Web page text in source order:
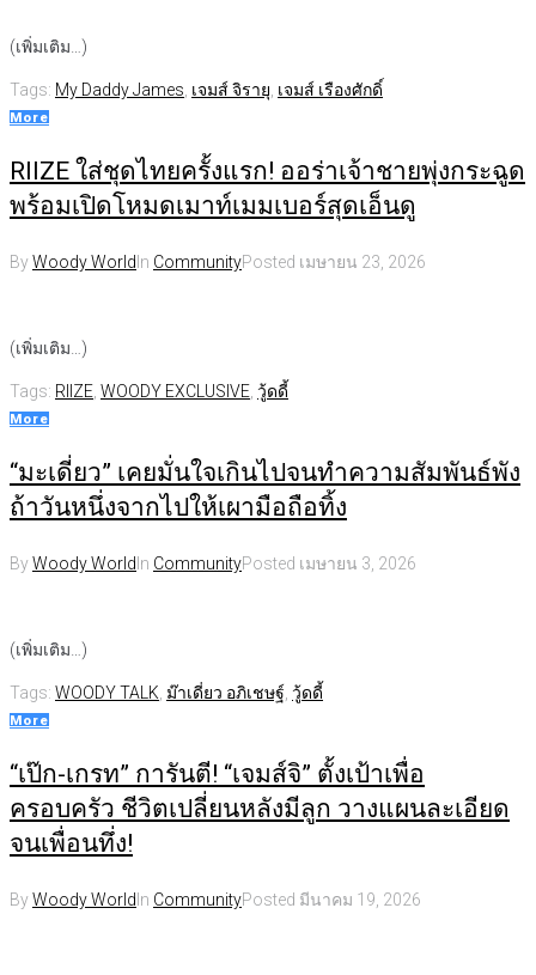
(เพิ่มเติม…)
Tags: My Daddy James เจมส์ จิรายุ เจมส์ เรืองศักดิ์
More
RIIZE ใส่ชุดไทยครั้งแรก! ออร่าเจ้าชายพุ่งกระฉูด
พร้อมเปิดโหมดเมาท์เมมเบอร์สุดเอ็นดู
ByWoody WorldIn CommunityPosted เมษายน 23, 2026
(เพิ่มเติม…)
Tags: RIIZE WOODY EXCLUSIVE วู้ดดี้
More
“มะเดี่ยว” เคยมั่นใจเกินไปจนทำความสัมพันธ์พัง
ถ้าวันหนึ่งจากไปให้เผามือถือทิ้ง
ByWoody WorldIn CommunityPosted เมษายน 3, 2026
(เพิ่มเติม…)
Tags: WOODY TALK ม๊าเดี่ยว อภิเชษฐ์ วู้ดดี้
More
“เป๊ก-เกรท” การันตี! “เจมส์จิ” ตั้งเป้าเพื่อ
ครอบครัว ชีวิตเปลี่ยนหลังมีลูก วางแผนละเอียด
จนเพื่อนทึ่ง!
ByWoody WorldIn CommunityPosted มีนาคม 19, 2026